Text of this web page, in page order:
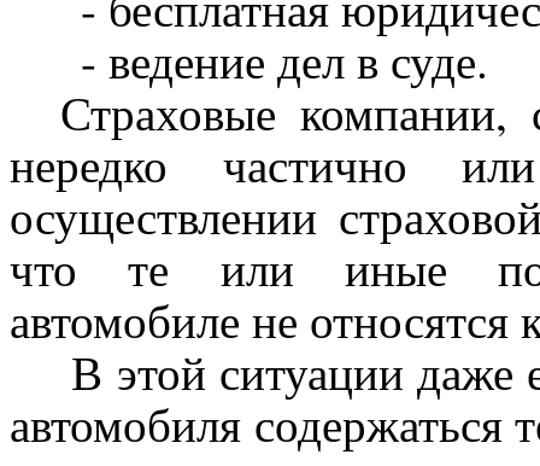
- ведение дел в суде.
Страховые компании,
нередко частично
осуществлении
что те или иные
автомобиле не
В этой ситуации даже
автомобиля содержаться